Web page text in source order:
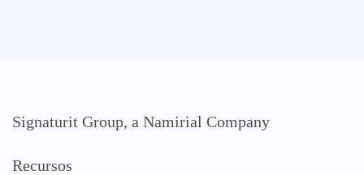
Signaturit Group, a Namirial Company
Recursos